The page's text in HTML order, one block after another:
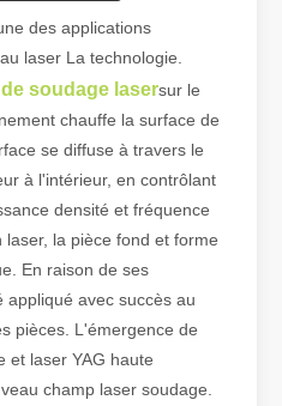
Guide 2026 : Comment les machines de découpe de tubes au laser à fibre révolutionnent la fabrication de tuyaux
de découpe de tubes au
des applications
laser La technologie.
soudage lasersur le
chauffe la surface de
se diffuse à travers le
à l'intérieur, en contrôlant
densité et fréquence
la pièce fond et forme
En raison de ses
appliqué avec succès au
pièces. L'émergence de
et laser YAG haute
champ laser soudage.